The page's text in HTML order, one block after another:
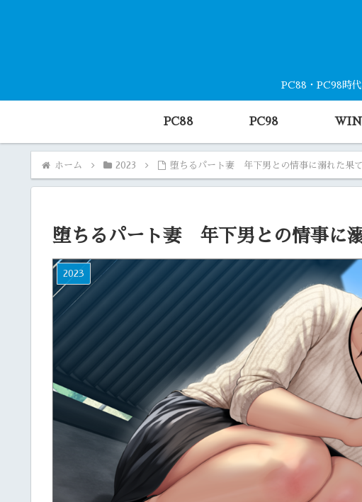
PC88・PC98時
PC88 PC98 WIN
ホーム 2023 堕ちるパート妻 年下男との情事に溺れた果て
堕ちるパート妻 年下男との情事に
2023